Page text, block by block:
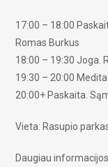
17:00 – 18:00
Romas Burkus
18:00 – 19:30 Joga.
19:30 – 20:00
20:00+ Paskaita.
Vieta: Rasupio
Daugiau